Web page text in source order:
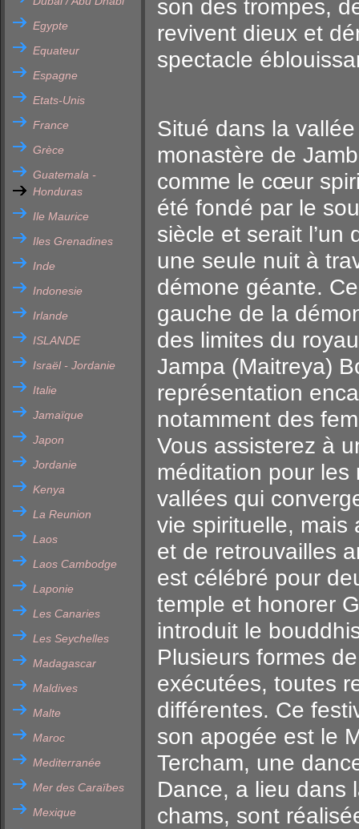
Egypte
Equateur
Espagne
Etats-Unis
France
Grèce
Guatemala -
Honduras
Ile Maurice
Iles Grenadines
Inde
Indonesie
Irlande
ISLANDE
Israël - Jordanie
Italie
Jamaïque
Japon
Jordanie
Kenya
La Reunion
Laos
Laos Cambodge
Laponie
Les Canaries
Les Seychelles
Madagascar
Maldives
Malte
Maroc
Mediterranée
Mer des Caraïbes
Mexique
son des trompes,
revivent dieux et
spectacle
Situé dans la
monastère de
comme le cœur
été fondé par le
siècle et serait l’un
une seule nuit à
démone géante.
gauche de la
des limites du
Jampa (Maitreya)
représentation
notamment des
Vous assisterez à
méditation pour
vallées qui
vie spirituelle, mais
et de retrouvailles
est célébré pour
temple et honorer
introduit le
Plusieurs formes
exécutées, toutes
différentes. Ce
son apogée est le
Tercham, une
Dance, a lieu dans
chams, sont